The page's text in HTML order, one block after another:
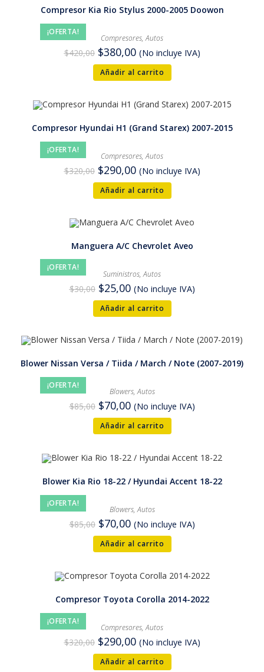
¡OFERTA!
Compresor Kia Rio Stylus 2000-2005 Doowon
Compresores,Autos
$420,00 $380,00 (No incluye IVA)
Añadir al carrito
¡OFERTA!
Compresor Hyundai H1 (Grand Starex) 2007-2015
Compresores,Autos
$320,00 $290,00 (No incluye IVA)
Añadir al carrito
¡OFERTA!
Manguera A/C Chevrolet Aveo
Suministros,Autos
$30,00 $25,00 (No incluye IVA)
Añadir al carrito
¡OFERTA!
Blower Nissan Versa / Tiida / March / Note (2007-2019)
Blowers,Autos
$85,00 $70,00 (No incluye IVA)
Añadir al carrito
¡OFERTA!
Blower Kia Rio 18-22 / Hyundai Accent 18-22
Blowers,Autos
$85,00 $70,00 (No incluye IVA)
Añadir al carrito
¡OFERTA!
Compresor Toyota Corolla 2014-2022
Compresores,Autos
$320,00 $290,00 (No incluye IVA)
Añadir al carrito